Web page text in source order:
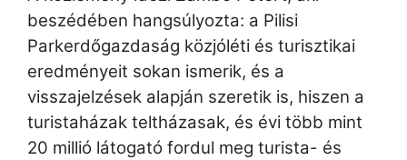
beszédében hangsúlyozta: a Pilisi
Parkerdőgazdaság közjóléti és turisztikai
eredményeit sokan ismerik, és a
visszajelzések alapján szeretik is, hiszen a
turistaházak teltházasak, és évi több mint
20 millió látogató fordul meg turista- és